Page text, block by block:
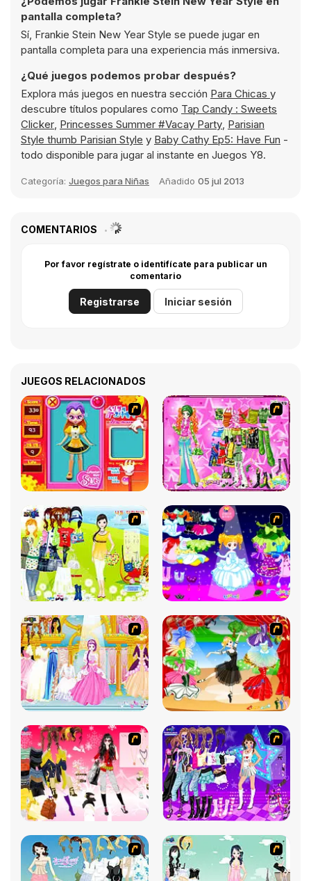
pantalla completa?
Sí, Frankie Stein New Year Style se puede jugar en
pantalla completa para una experiencia más inmersiva.
¿Qué juegos podemos probar después?
Explora más juegos en nuestra sección Para Chicas y
descubre títulos populares como Tap Candy : Sweets
Clicker, Princesses Summer #Vacay Party, Parisian
Style thumb Parisian Style y Baby Cathy Ep5: Have Fun -
todo disponible para jugar al instante en Juegos Y8.
Categoría: Juegos para Niñas Añadido 05 jul 2013
COMENTARIOS
Por favor regístrate o identifícate para publicar un
comentario
Registrarse Iniciar sesión
JUEGOS RELACIONADOS